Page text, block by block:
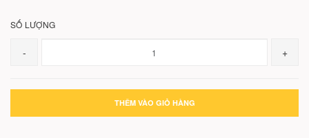
SỐ LƯỢNG
- +
THÊM VÀO GIỎ HÀNG